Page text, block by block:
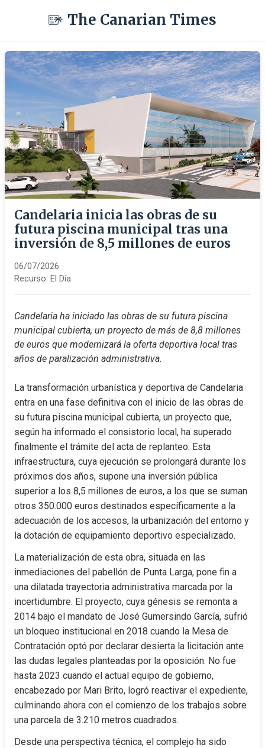
The Canarian Times
Candelaria inicia las obras de su
futura piscina municipal tras una
inversión de 8,5 millones de euros
06/07/2026
Recurso: El Día
Candelaria ha iniciado las obras de su futura piscina
municipal cubierta, un proyecto de más de 8,8 millones
de euros que modernizará la oferta deportiva local tras
años de paralización administrativa.
La transformación urbanística y deportiva de Candelaria
entra en una fase definitiva con el inicio de las obras de
su futura piscina municipal cubierta, un proyecto que,
según ha informado el consistorio local, ha superado
finalmente el trámite del acta de replanteo. Esta
infraestructura, cuya ejecución se prolongará durante los
próximos dos años, supone una inversión pública
superior a los 8,5 millones de euros, a los que se suman
otros 350.000 euros destinados específicamente a la
adecuación de los accesos, la urbanización del entorno y
la dotación de equipamiento deportivo especializado.
La materialización de esta obra, situada en las
inmediaciones del pabellón de Punta Larga, pone fin a
una dilatada trayectoria administrativa marcada por la
incertidumbre. El proyecto, cuya génesis se remonta a
2014 bajo el mandato de José Gumersindo García, sufrió
un bloqueo institucional en 2018 cuando la Mesa de
Contratación optó por declarar desierta la licitación ante
las dudas legales planteadas por la oposición. No fue
hasta 2023 cuando el actual equipo de gobierno,
encabezado por Mari Brito, logró reactivar el expediente,
culminando ahora con el comienzo de los trabajos sobre
una parcela de 3.210 metros cuadrados.
Desde una perspectiva técnica, el complejo ha sido